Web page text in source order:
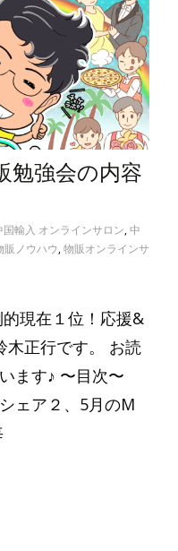
勉強会の内容
国輸入 オンラインサロン,中
販ノウハウ,物販オンラインサ
現在１位！応援&
正行です。 お読
ます♪ 〜目次〜
ェア２、5月のM